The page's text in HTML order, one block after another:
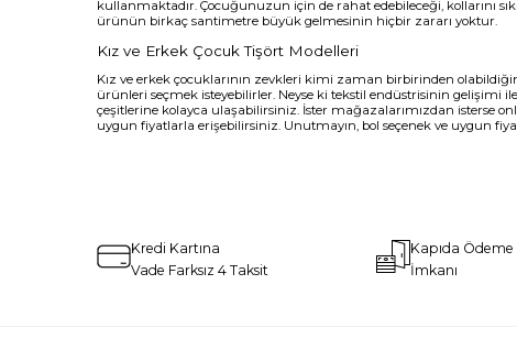
kullanmaktadır. Çocuğunuzun için de rahat edebileceği, kollarını
ürünün birkaç santimetre büyük gelmesinin hiçbir zararı yoktur.
Kız ve Erkek Çocuk Tişört Modelleri
Kız ve erkek çocuklarının zevkleri kimi zaman birbirinden
ürünleri seçmek isteyebilirler. Neyse ki tekstil endüstrisinin gelişimi
çeşitlerine kolayca ulaşabilirsiniz. İster mağazalarımızdan isterse
uygun fiyatlarla erişebilirsiniz. Unutmayın, bol seçenek ve uygun
Kredi Kartına
Vade Farksız 4 Taksit
Kapıda Ödeme
İmkanı